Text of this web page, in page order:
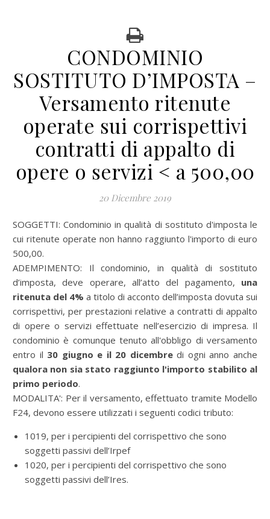
CONDOMINIO
SOSTITUTO D’IMPOSTA –
Versamento ritenute
operate sui corrispettivi
contratti di appalto di
opere o servizi < a 500,00
20 Dicembre 2019
SOGGETTI: Condominio in qualità di sostituto d'imposta le
cui ritenute operate non hanno raggiunto l'importo di euro
500,00.
ADEMPIMENTO: Il condominio, in qualità di sostituto
d’imposta, deve operare, all’atto del pagamento, una
ritenuta del 4% a titolo di acconto dell’imposta dovuta sui
corrispettivi, per prestazioni relative a contratti di appalto
di opere o servizi effettuate nell’esercizio di impresa. Il
condominio è comunque tenuto all'obbligo di versamento
entro il 30 giugno e il 20 dicembredi ogni anno anche
qualora non sia stato raggiunto l'importo stabilito al
primo periodo.
MODALITA': Per il versamento, effettuato tramite Modello
F24, devono essere utilizzati i seguenti codici tributo:
1019, per i percipienti del corrispettivo che sono
soggetti passivi dell’Irpef
1020, per i percipienti del corrispettivo che sono
soggetti passivi dell’Ires.